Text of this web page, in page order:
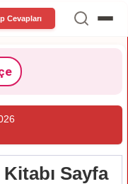
Cevapları
Sayfa